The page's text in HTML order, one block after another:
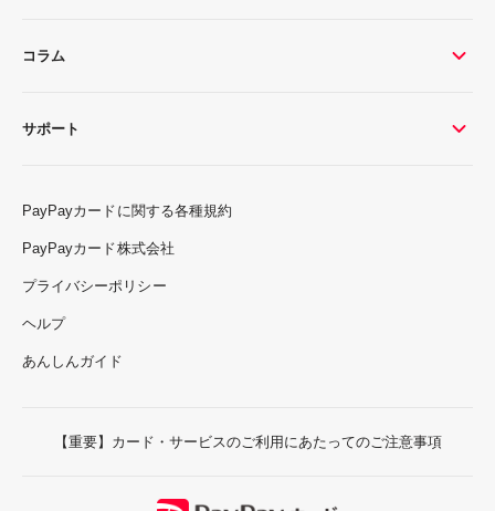
コラム
サポート
PayPayカードに関する各種規約
PayPayカード株式会社
プライバシーポリシー
ヘルプ
あんしんガイド
【重要】カード・サービスのご利用にあたってのご注意事項